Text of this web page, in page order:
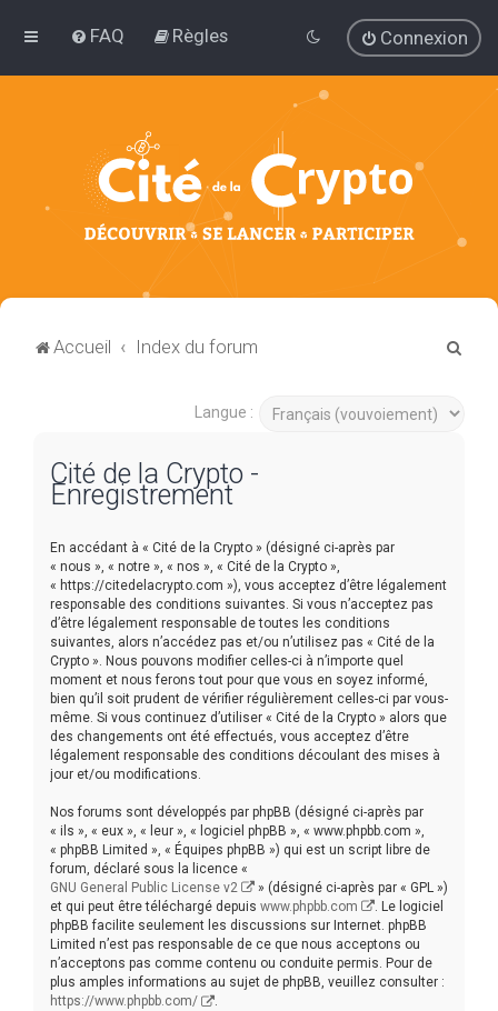
FAQ Règles Connexion
Accueil Index du forum
Langue :
Cité de la Crypto -
Enregistrement
En accédant à « Cité de la Crypto » (désigné ci-après par
« nous », « notre », « nos », « Cité de la Crypto »,
« https://citedelacrypto.com »), vous acceptez d’être légalement
responsable des conditions suivantes. Si vous n’acceptez pas
d’être légalement responsable de toutes les conditions
suivantes, alors n’accédez pas et/ou n’utilisez pas « Cité de la
Crypto ». Nous pouvons modifier celles-ci à n’importe quel
moment et nous ferons tout pour que vous en soyez informé,
bien qu’il soit prudent de vérifier régulièrement celles-ci par vous-
même. Si vous continuez d’utiliser « Cité de la Crypto » alors que
des changements ont été effectués, vous acceptez d’être
légalement responsable des conditions découlant des mises à
jour et/ou modifications.
Nos forums sont développés par phpBB (désigné ci-après par
« ils », « eux », « leur », « logiciel phpBB », « www.phpbb.com »,
« phpBB Limited », « Équipes phpBB ») qui est un script libre de
forum, déclaré sous la licence «
GNU General Public License v2
» (désigné ci-après par « GPL »)
et qui peut être téléchargé depuis www.phpbb.com
. Le logiciel
phpBB facilite seulement les discussions sur Internet. phpBB
Limited n’est pas responsable de ce que nous acceptons ou
n’acceptons pas comme contenu ou conduite permis. Pour de
plus amples informations au sujet de phpBB, veuillez consulter :
https://www.phpbb.com/
.